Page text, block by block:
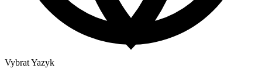
Vybrat Yazyk